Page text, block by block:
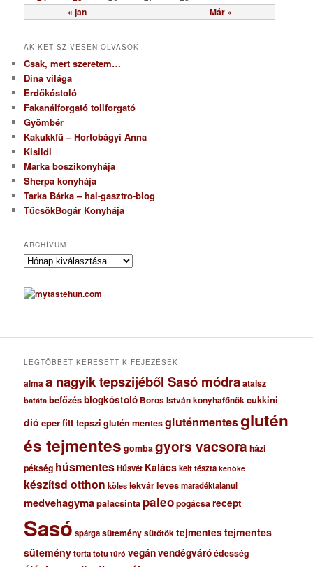
« jan Már »
AKIKET SZÍVESEN OLVASOK
Csak, mert szeretem…
Dina világa
Erdőkóstoló
Fakanálforgató tollforgató
Gyömbér
Kakukkfű – Hortobágyi Anna
Kisildi
Marka boszikonyhája
Sherpa konyhája
Tarka Bárka – hal-gasztro-blog
TücsökBogár Konyhája
ARCHÍVUM
A
c
h
u
LEGTÖBBET KERESETT KIFEJEZÉSEK
almaa nagyik tepszijéből Sasó módraataisz
batáta befőzésblogkóstoló Boros István konyhafőnökcukkini
dió eperfitt tepszi glutén mentesgluténmentesglutén
és tejmentes gombagyors vacsora házi
pékség húsmentesHúsvét Kalácskelt tészta kenőke
készítsd otthon köles lekvárlevesmaradéktalanul
medvehagymapalacsinta paleopogácsarecept
Sasó spárgasüteménysütőtöktejmentestejmentes
süteménytorta totu túró vegánvendégváróédesség